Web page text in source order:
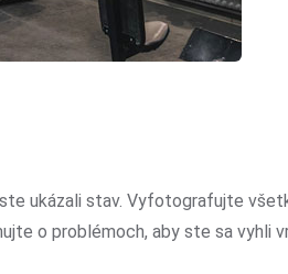
ukázali stav. Vyfotografujte
o problémoch, aby ste sa vyhli